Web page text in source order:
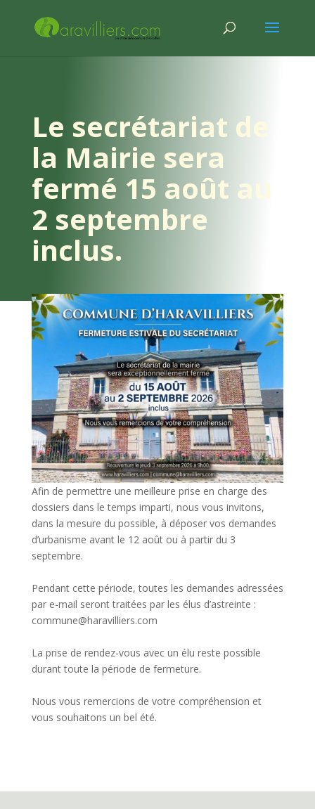
Le secrétariat de
la Mairie sera
fermé 15 août au
2 septembre
inclus.
Afin de permettre une meilleure prise en charge des
dossiers dans le temps imparti, nous vous invitons,
dans la mesure du possible, à déposer vos demandes
d’urbanisme avant le 12 août ou à partir du 3
septembre.
Pendant cette période, toutes les demandes adressées
par e-mail seront traitées par les élus d’astreinte :
commune@haravilliers.com
La prise de rendez-vous avec un élu reste possible
durant toute la période de fermeture.
Nous vous remercions de votre compréhension et
vous souhaitons un bel été.